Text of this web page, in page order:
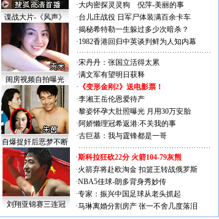
谍战大片-《风声》
闺房视频自拍曝光
自爆捉奸后恶梦不断
·大内密探灵灵狗
倪萍-美丽的事
·台儿庄战役 日军尸体装满百余卡车
·揭秘希特勒一生躲过多少次暗杀？
·1982香港回归中英谈判鲜为人知内幕
·宋丹丹：张国立活得太累
·满文军有望明日获释
· 《变形金刚2》送电影票！
·李湘王岳伦恩爱待产
·黎姿怀孕大肚照曝光 月用30万安胎
·阿娇懒理冠希返港:不关我的事
·古巨基：我与霆锋都是一哥
刘翔亚锦赛三连冠
·斯科拉狂砍22分 火箭104-79灰熊
·火箭弃将赴欧淘金 扣篮王转战俄罗斯
·NBA5佳球-朗多背身秀妙传
·专家：振兴中国足球从老头抓起
·马琳离婚分割房产 张一不舍几度落泪